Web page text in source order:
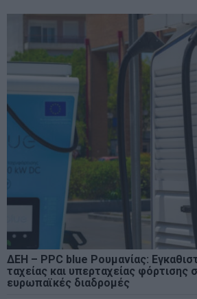
ΔΕΗ – PPC blue Ρουμανίας:
ταχείας και υπερταχείας φόρτισης
ευρωπαϊκές διαδρομές